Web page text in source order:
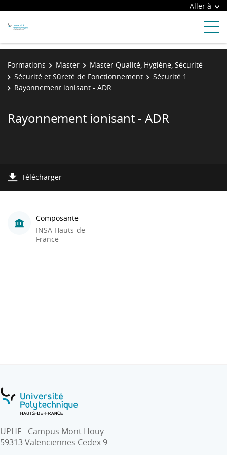
Aller à
Formations Master
Master Qualité, Hygiène, Sécurité
Sécurité et Sûreté de Fonctionnement
Sécurité 1
Rayonnement ionisant - ADR
Rayonnement ionisant - ADR
Télécharger
Composante
INSA Hauts-de-
France
UPHF - Campus Mont Houy
59313 Valenciennes Cedex 9